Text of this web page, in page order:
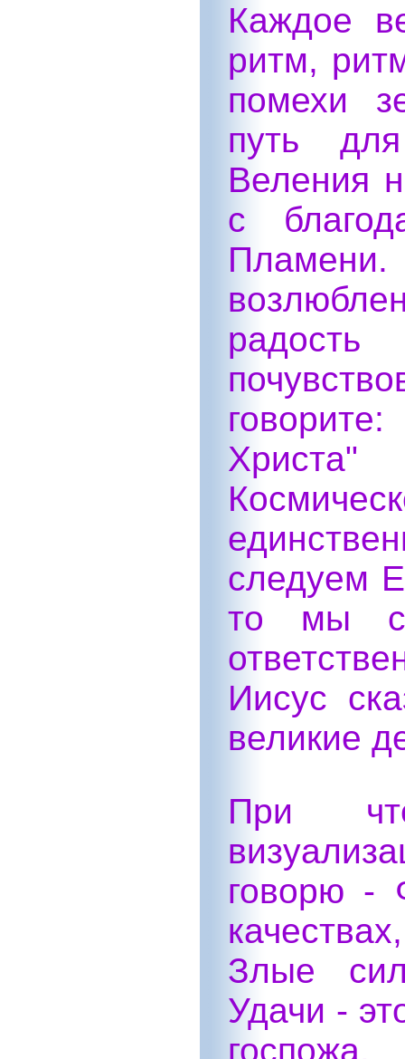
Каждое
ритм,
помехи
путь
Веления
с
Христа"
следуем
то мы
Иисус
великие
При
говорю -
Злые
Удачи -